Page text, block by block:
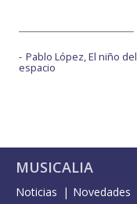
Pablo López, El niño del
espacio
MUSICALIA
Noticias Novedades